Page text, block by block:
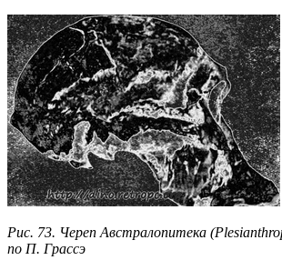
Рис. 73. Череп Австралопитека
по П. Грассэ